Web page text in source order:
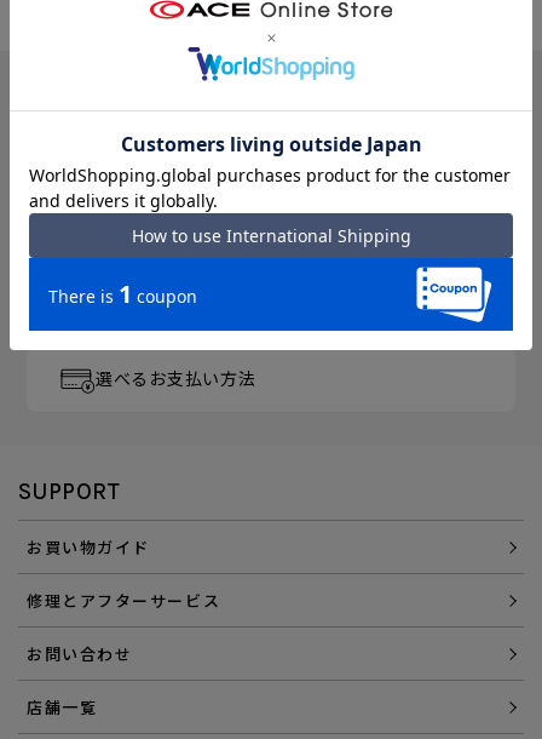
PC スマートフォン
3,300円以上のご購入で
「送料無料」
エース直営ならではの
「アフターサービス」
会員登録でさらに
「便利にお得にお買い物」を
選べるお支払い方法
SUPPORT
お買い物ガイド
修理とアフターサービス
お問い合わせ
店舗一覧